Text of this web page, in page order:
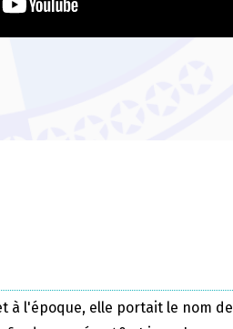
à l'époque, elle portait le nom de